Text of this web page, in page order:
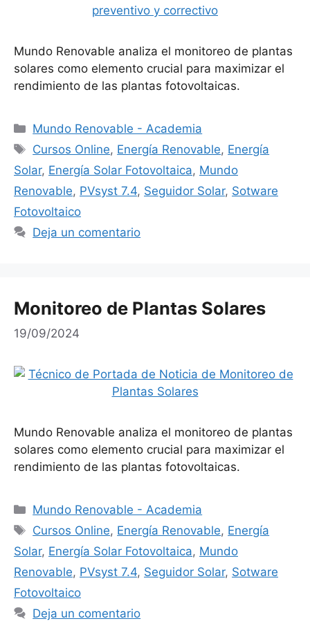
Mundo Renovable analiza el monitoreo de plantas
solares como elemento crucial para maximizar el
rendimiento de las plantas fotovoltaicas.
Categorías
Mundo Renovable - Academia
Etiquetas
Cursos Online, Energía Renovable, Energía
Solar, Energía Solar Fotovoltaica, Mundo
Renovable, PVsyst 7.4, Seguidor Solar, Sotware
Fotovoltaico
Deja un comentario
Monitoreo de Plantas Solares
19/09/2024
Mundo Renovable analiza el monitoreo de plantas
solares como elemento crucial para maximizar el
rendimiento de las plantas fotovoltaicas.
Categorías
Mundo Renovable - Academia
Etiquetas
Cursos Online, Energía Renovable, Energía
Solar, Energía Solar Fotovoltaica, Mundo
Renovable, PVsyst 7.4, Seguidor Solar, Sotware
Fotovoltaico
Deja un comentario